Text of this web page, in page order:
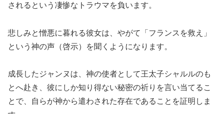
されるという凄惨なトラウマを負います。
悲しみと憎悪に暮れる彼女は、やがて「フランスを救え」
という神の声（啓示）を聞くようになります。
成長したジャンヌは、神の使者として王太子シャルルのも
とへ赴き、彼にしか知り得ない秘密の祈りを言い当てるこ
とで、自らが神から遣わされた存在であることを証明しま